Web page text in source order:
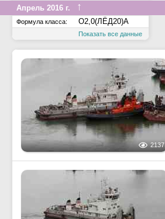
Апрель 2016 г.
↑
Формула класса: О2,0(ЛЁД20)А
Показать все данные
2137